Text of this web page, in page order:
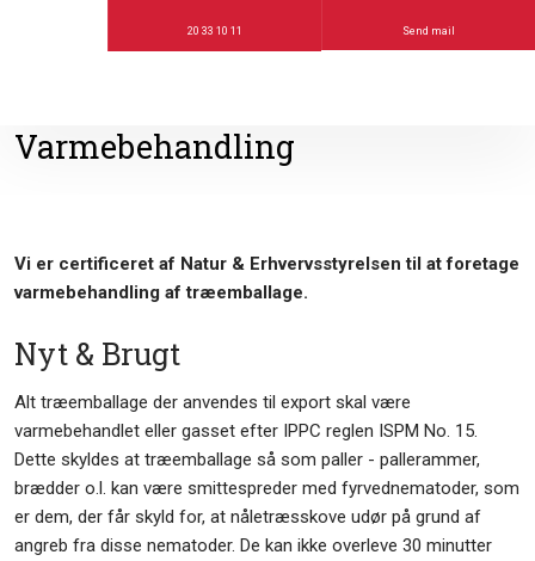
20 33 10 11 Send mail
Varmebehandling​
Vi er certificeret af Natur & Erhvervsstyrelsen til at foretage
varmebehandling af træemballage.
Nyt & Brugt​
​​Alt træemballage der anvendes til export skal være
varmebehandlet eller gasset efter IPPC reglen ISPM No. 15.
Dette skyldes at træemballage så som paller - pallerammer,
brædder o.l. kan være smittespreder med fyrvednematoder, som
er dem, der får skyld for, at nåletræsskove udør på grund af
angreb fra disse nematoder. De kan ikke overleve 30 minutter